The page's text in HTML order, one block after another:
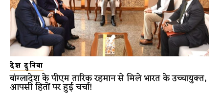
देश दुनिया
बांग्लादेश के पीएम तारिक रहमान से मिले भारत के उच्चायुक्त,
आपसी हितों पर हुई चर्चा!